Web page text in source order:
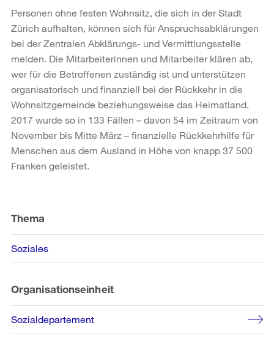
Personen ohne festen Wohnsitz, die sich in der Stadt
Zürich aufhalten, können sich für Anspruchsabklärungen
bei der Zentralen Abklärungs- und Vermittlungsstelle
melden. Die Mitarbeiterinnen und Mitarbeiter klären ab,
wer für die Betroffenen zuständig ist und unterstützen
organisatorisch und finanziell bei der Rückkehr in die
Wohnsitzgemeinde beziehungsweise das Heimatland.
2017 wurde so in 133 Fällen – davon 54 im Zeitraum von
November bis Mitte März – finanzielle Rückkehrhilfe für
Menschen aus dem Ausland in Höhe von knapp 37 500
Franken geleistet.
Informationen
Thema
Soziales
Organisationseinheit
Sozialdepartement